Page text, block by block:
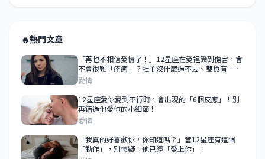
🔥熱門文章
「再也不相信愛情了！」12星座在愛裡受到傷害，會
不會很難「痊癒」？牡羊沒什麼過不去、雙魚有一百
個放不下的理由！
愛情
12星座愛你愛到不行時，會出現的「6個反應」！別
再錯過他愛你的小細節！
愛情
「我真的好喜歡你，你知道嗎？」當12星座有這個
「動作」，別懷疑！他已經「愛上你」！